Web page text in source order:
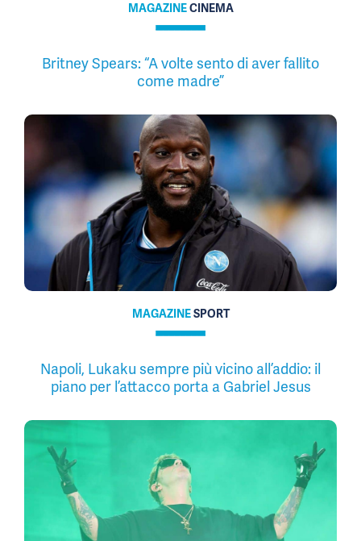
MAGAZINECINEMA
Britney Spears: “A volte sento di aver fallito
come madre”
MAGAZINESPORT
Napoli, Lukaku sempre più vicino all’addio: il
piano per l’attacco porta a Gabriel Jesus